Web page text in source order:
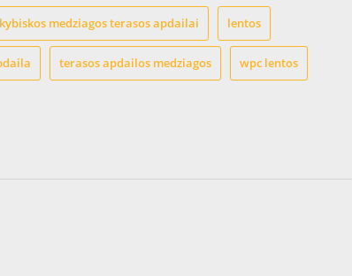
medziagos terasos apdailai lentos
terasos apdailos medziagos wpc lentos